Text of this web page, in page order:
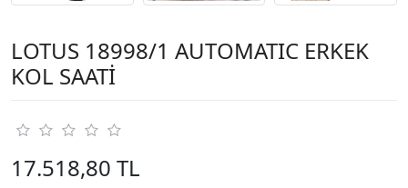
LOTUS 18998/1 AUTOMATIC ERKEK
KOL SAATİ
17.518,80 TL